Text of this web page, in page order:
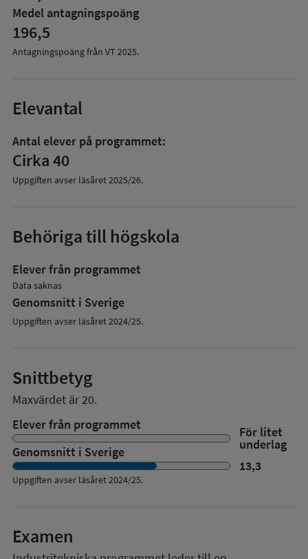
Medel antagningspoäng
196,5
Antagningspoäng från VT 2025.
Elevantal
Antal elever på programmet:
Cirka 40
Uppgiften avser läsåret2025/26.
Behöriga till högskola
Elever från programmet
Data saknas
Genomsnitt i Sverige
Uppgiften avser läsåret 2024/25.
Snittbetyg
Maxvärdet är 20.
Elever från programmet
För litet
underlag
Genomsnitt i Sverige
13,3
Uppgiften avser läsåret2024/25.
Examen